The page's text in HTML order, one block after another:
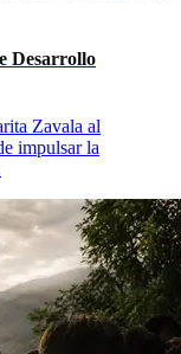
Desarrollo
Zavala al
impulsar la